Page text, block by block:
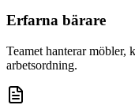
Erfarna bärare
Teamet hanterar möbler,
arbetsordning.